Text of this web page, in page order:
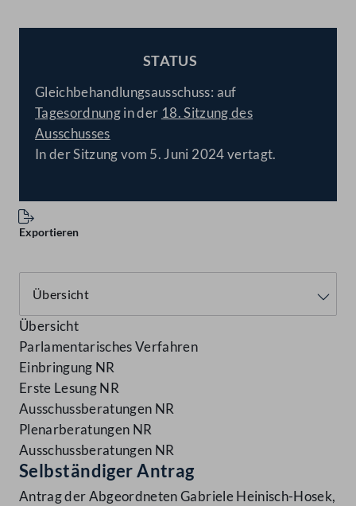
STATUS
Gleichbehandlungsausschuss: auf
Tagesordnungin der 18. Sitzung des
Ausschusses
In der Sitzung vom 5. Juni 2024 vertagt.
Exportieren
Übersicht
Parlamentarisches Verfahren
Einbringung NR
Erste Lesung NR
Ausschussberatungen NR
Plenarberatungen NR
Ausschussberatungen NR
Selbständiger Antrag
Antrag der Abgeordneten Gabriele Heinisch-Hosek,